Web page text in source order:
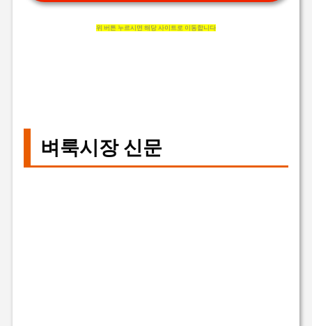
위 버튼 누르시면 해당 사이트로 이동합니다
벼룩시장 신문